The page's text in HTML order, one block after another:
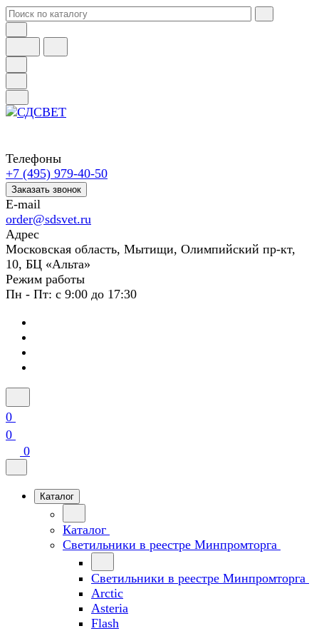
Телефоны
+7 (495) 979-40-50
Заказать звонок
E-mail
order@sdsvet.ru
Адрес
Московская область, Мытищи, Олимпийский пр-кт,
10, БЦ «Альта»
Режим работы
Пн - Пт: с 9:00 до 17:30
0
0
0
Каталог
Каталог
Светильники в реестре Минпромторга
Светильники в реестре Минпромторга
Arctic
Asteria
Flash